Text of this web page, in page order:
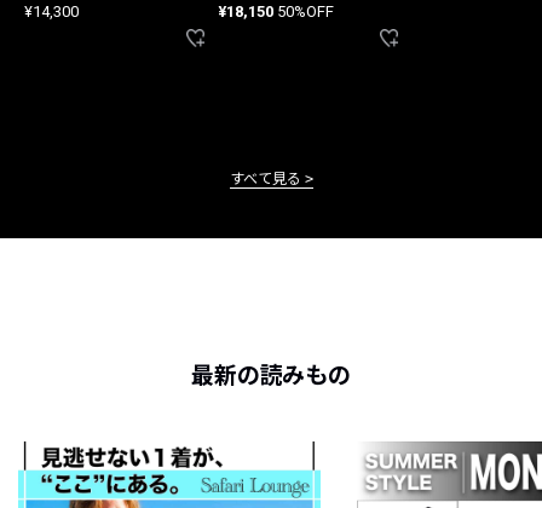
¥14,300 ¥18,150 50%OFF
すべて見る
最新の読みもの